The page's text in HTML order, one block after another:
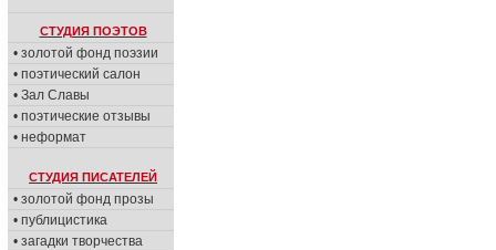
СТУДИЯ ПОЭТОВ
• золотой фонд поэзии
• поэтический салон
• Зал Славы
• поэтические отзывы
• неформат
СТУДИЯ ПИСАТЕЛЕЙ
• золотой фонд прозы
• публицистика
• загадки творчества